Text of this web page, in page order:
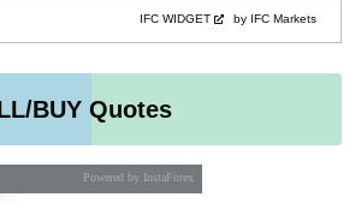
IFC WIDGET by IFC Markets
BUY Quotes